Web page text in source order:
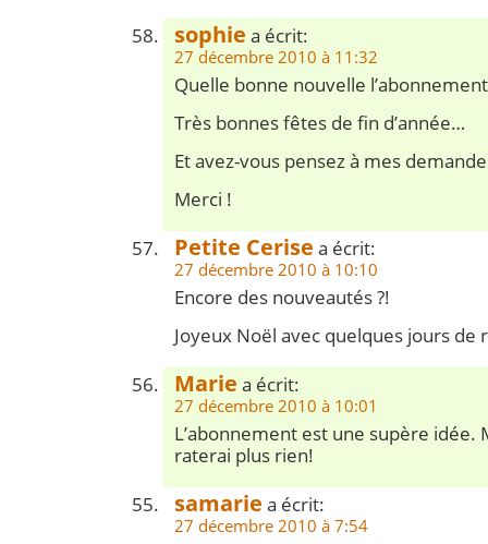
sophie a écrit:
27 décembre 2010 à 11:32
Quelle bonne nouvelle
Très bonnes fêtes de fin d’année…
Et avez-vous pensez à mes
Merci !
Petite Cerise a écrit:
27 décembre 2010 à 10:10
Encore des nouveautés ?!
Joyeux Noël avec quelques jours de
Marie a écrit:
27 décembre 2010 à 10:01
L’abonnement est une supère idée.
raterai plus rien!
samarie a écrit:
27 décembre 2010 à 7:54